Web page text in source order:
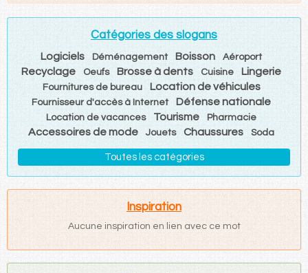
Catégories des slogans
Logiciels Déménagement Boisson Aéroport
Recyclage Oeufs Brosse à dents Cuisine Lingerie
Fournitures de bureau Location de véhicules
Fournisseur d'accès à Internet Défense nationale
Location de vacances Tourisme Pharmacie
Accessoires de mode Jouets Chaussures Soda
Toutes les catégories
Inspiration
Aucune inspiration en lien avec ce mot